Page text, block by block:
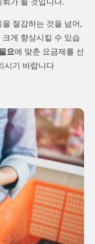
절감하는 것을 넘어,
게 향상시킬 수 있습
요에 맞춘 요금제를 선
시기 바랍니다